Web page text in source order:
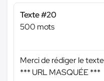
Texte #20
500 mots
Merci de rédiger le
*** URL MASQUÉE ***